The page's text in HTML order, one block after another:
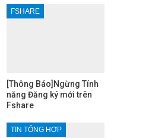
FSHARE
[Thông Báo]Ngừng Tính
năng Đăng ký mới trên
Fshare
TIN TỔNG HỢP